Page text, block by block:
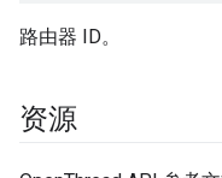
路由器 ID。
资源